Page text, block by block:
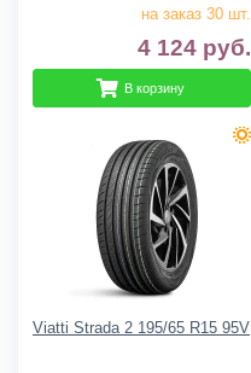
на заказ 30 шт.
4 124 руб.
В корзину
Viatti Strada 2 195/65 R15 95V